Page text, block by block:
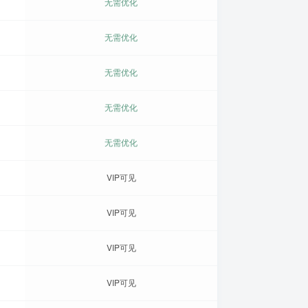
无需优化
无需优化
无需优化
无需优化
VIP可见
VIP可见
VIP可见
VIP可见